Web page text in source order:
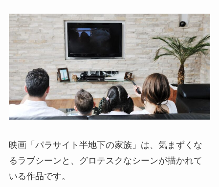
映画「パラサイト半地下の家族」は、気まずくな
るラブシーンと、グロテスクなシーンが描かれて
いる作品です。